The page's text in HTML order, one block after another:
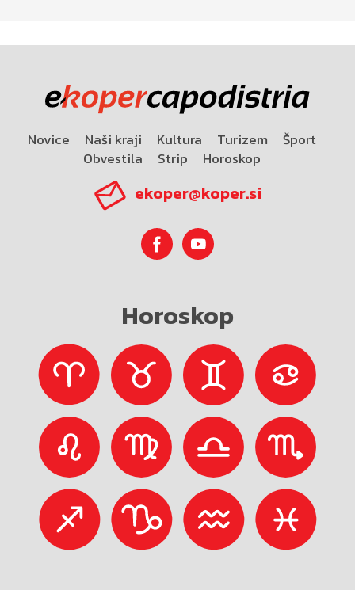
Novice Naši kraji Kultura Turizem
Šport
Obvestila
Strip Horoskop
ekoper@koper.si
Horoskop